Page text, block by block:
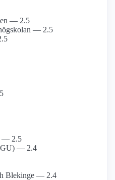
— 2.5
— 2.5
— 2.5
— 2.4
Blekinge — 2.4